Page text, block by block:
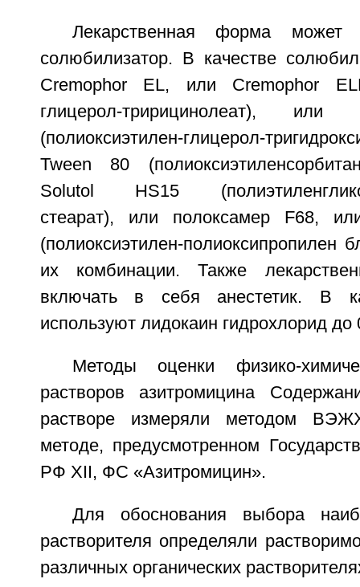
Лекарственная форма
солюбилизатор. В качестве
Cremophor EL, или Cremophor
глицерол-тририцинолеат),
(полиоксиэтилен-глицерол-
Tween 80
Solutol HS15
стеарат), или полоксамер F68,
(полиоксиэтилен-полиоксипропилен
их комбинации. Также
включать в себя анестетик. В
используют лидокаин гидрохлорид до
Методы оценки физико-
растворов азитромицина
растворе измеряли методом
методе, предусмотренном
РФ XII, ФС «Азитромицин».
Для обоснования выбора
растворителя определяли
различных органических